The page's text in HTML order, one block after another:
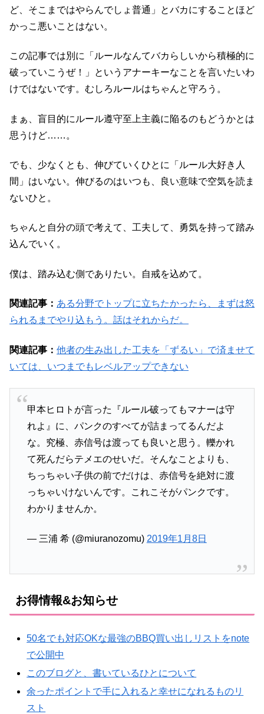
ど、そこまではやらんでしょ普通」とバカにすることほど
かっこ悪いことはない。
この記事では別に「ルールなんてバカらしいから積極的に
破っていこうぜ！」というアナーキーなことを言いたいわ
けではないです。むしろルールはちゃんと守ろう。
まぁ、盲目的にルール遵守至上主義に陥るのもどうかとは
思うけど……。
でも、少なくとも、伸びていくひとに「ルール大好き人
間」はいない。伸びるのはいつも、良い意味で空気を読ま
ないひと。
ちゃんと自分の頭で考えて、工夫して、勇気を持って踏み
込んでいく。
僕は、踏み込む側でありたい。自戒を込めて。
関連記事： ある分野でトップに立ちたかったら、まずは怒
られるまでやり込もう。話はそれからだ。
関連記事： 他者の生み出した工夫を「ずるい」で済ませて
いては、いつまでもレベルアップできない
甲本ヒロトが言った『ルール破ってもマナーは守
れよ』に、パンクのすべてが詰まってるんだよ
な。究極、赤信号は渡っても良いと思う。轢かれ
て死んだらテメエのせいだ。そんなことよりも、
ちっちゃい子供の前でだけは、赤信号を絶対に渡
っちゃいけないんです。これこそがパンクです。
わかりませんか。
— 三浦 希 (@miuranozomu) 2019年1月8日
お得情報&お知らせ
50名でも対応OKな最強のBBQ買い出しリストをnote
で公開中
このブログと、書いているひとについて
余ったポイントで手に入れると幸せになれるものリ
スト